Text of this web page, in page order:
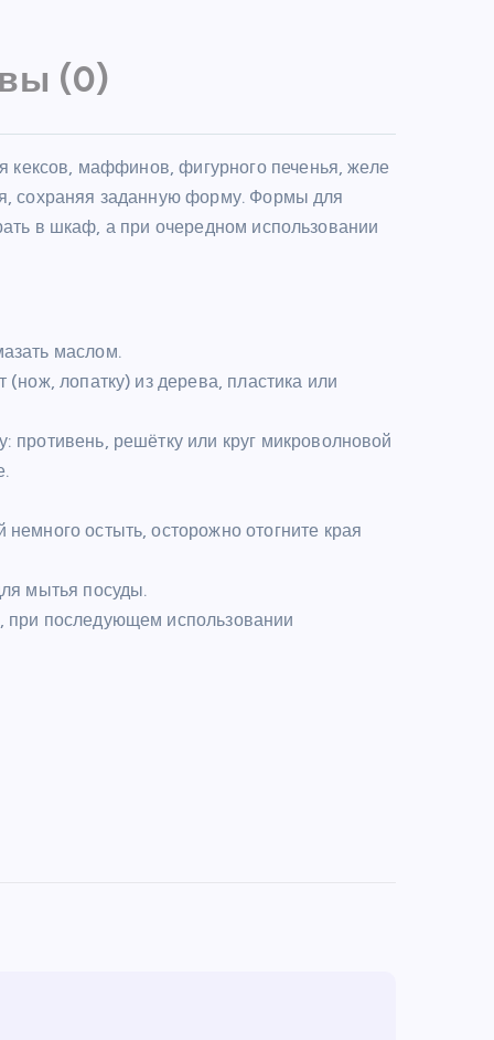
(0)
маффинов, фигурного печенья, желе
сохраняя заданную форму. Формы для
в шкаф, а при очередном использовании
маслом.
лопатку) из дерева, пластика или
решётку или круг микроволновой
остыть, осторожно отогните края
мытья посуды.
последующем использовании